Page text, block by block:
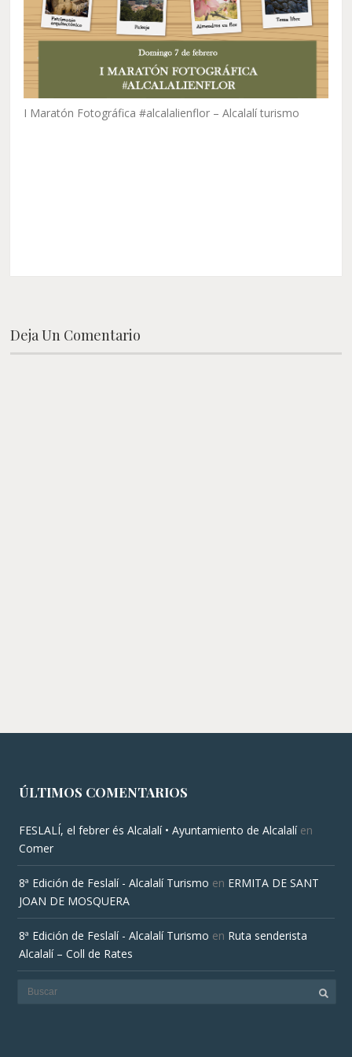
I Maratón Fotográfica #alcalalienflor – Alcalalí turismo
Deja Un Comentario
ÚLTIMOS COMENTARIOS
FESLALÍ, el febrer és Alcalalí • Ayuntamiento de Alcalalíen
Comer
8ª Edición de Feslalí - Alcalalí Turismo en ERMITA DE SANT
JOAN DE MOSQUERA
8ª Edición de Feslalí - Alcalalí Turismo en Ruta senderista
Alcalalí – Coll de Rates